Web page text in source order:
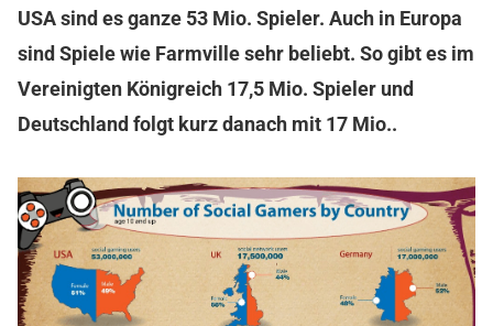
USA sind es ganze 53 Mio. Spieler. Auch in Europa
sind Spiele wie Farmville sehr beliebt. So gibt es im
Vereinigten Königreich 17,5 Mio. Spieler und
Deutschland folgt kurz danach mit 17 Mio..